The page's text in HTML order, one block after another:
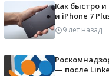
Как быстро и
и iPhone 7
9 лет назад
— после